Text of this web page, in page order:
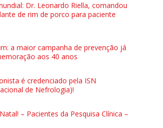
Dr. Leonardo Riella, comandou
de rim de porco para paciente
a maior campanha de prevenção já
aos 40 anos
é credenciado pela ISN
de Nefrologia)!
– Pacientes da Pesquisa Clínica –